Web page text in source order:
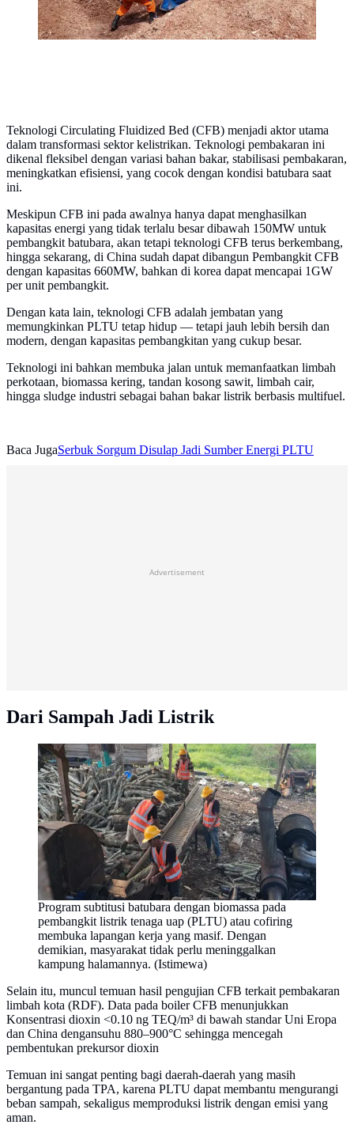
Teknologi Circulating Fluidized Bed (CFB) menjadi aktor utama
dalam transformasi sektor kelistrikan. Teknologi pembakaran ini
dikenal fleksibel dengan variasi bahan bakar, stabilisasi pembakaran,
meningkatkan efisiensi, yang cocok dengan kondisi batubara saat
ini.
Meskipun CFB ini pada awalnya hanya dapat menghasilkan
kapasitas energi yang tidak terlalu besar dibawah 150MW untuk
pembangkit batubara, akan tetapi teknologi CFB terus berkembang,
hingga sekarang, di China sudah dapat dibangun Pembangkit CFB
dengan kapasitas 660MW, bahkan di korea dapat mencapai 1GW
per unit pembangkit.
Dengan kata lain, teknologi CFB adalah jembatan yang
memungkinkan PLTU tetap hidup — tetapi jauh lebih bersih dan
modern, dengan kapasitas pembangkitan yang cukup besar.
Teknologi ini bahkan membuka jalan untuk memanfaatkan limbah
perkotaan, biomassa kering, tandan kosong sawit, limbah cair,
hingga sludge industri sebagai bahan bakar listrik berbasis multifuel.
Baca JugaSerbuk Sorgum Disulap Jadi Sumber Energi PLTU
Advertisement
Dari Sampah Jadi Listrik
Program subtitusi batubara dengan biomassa pada
pembangkit listrik tenaga uap (PLTU) atau cofiring
membuka lapangan kerja yang masif. Dengan
demikian, masyarakat tidak perlu meninggalkan
kampung halamannya. (Istimewa)
Selain itu, muncul temuan hasil pengujian CFB terkait pembakaran
limbah kota (RDF). Data pada boiler CFB menunjukkan
Konsentrasi dioxin <0.10 ng TEQ/m³ di bawah standar Uni Eropa
dan China dengansuhu 880–900°C sehingga mencegah
pembentukan prekursor dioxin
Temuan ini sangat penting bagi daerah-daerah yang masih
bergantung pada TPA, karena PLTU dapat membantu mengurangi
beban sampah, sekaligus memproduksi listrik dengan emisi yang
aman.